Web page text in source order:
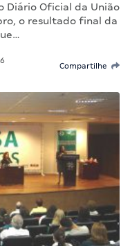
Diário Oficial da União
o resultado final da
Compartilhe